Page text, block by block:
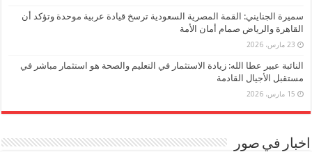
سميرة الجنايني: القمة المصرية السعودية ترسخ قيادة عربية موحدة وتؤكد أن
القاهرة والرياض صمام أمان الأمة
23 مارس، 2026
النائبة عبير عطا الله: زيادة الاستثمار في التعليم والصحة هو استثمار مباشر في
مستقبل الأجيال القادمة
15 مارس، 2026
اخبار في صور